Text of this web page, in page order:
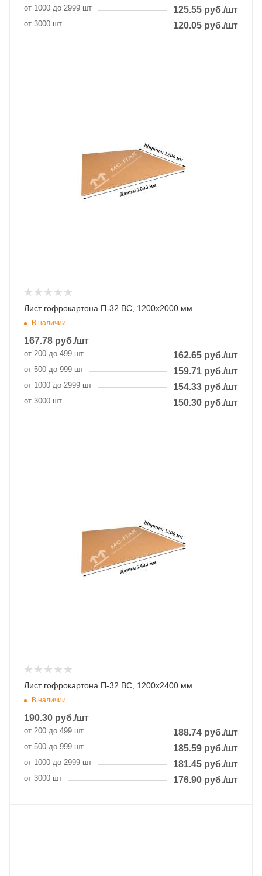
от 1000 до 2999 шт 125.55 руб./шт
от 3000 шт 120.05 руб./шт
Лист гофрокартона П-32 BC, 1200х2000 мм
В наличии
167.78 руб./шт
от 200 до 499 шт 162.65 руб./шт
от 500 до 999 шт 159.71 руб./шт
от 1000 до 2999 шт 154.33 руб./шт
от 3000 шт 150.30 руб./шт
Лист гофрокартона П-32 BC, 1200х2400 мм
В наличии
190.30 руб./шт
от 200 до 499 шт 188.74 руб./шт
от 500 до 999 шт 185.59 руб./шт
от 1000 до 2999 шт 181.45 руб./шт
от 3000 шт 176.90 руб./шт